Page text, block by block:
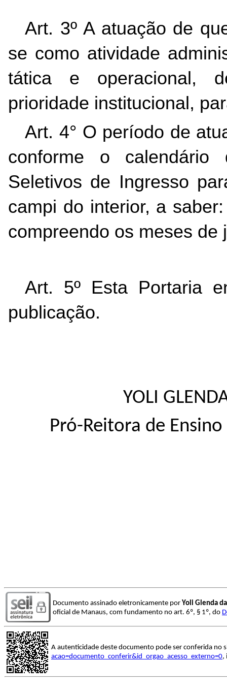
Art. 3º A atuação de
se como atividade
tática e operacional,
prioridade institucional,
Art. 4° O período de
conforme o calendário
Seletivos de Ingresso
campi do interior, a
compreendo os meses de
Art. 5º Esta Portaria
publicação.
YOLI
Pró-Reitora de
Documento assinado eletronicamente por Yoli Glenda
oficial de Manaus, com fundamento no art. 6º, § 1º, do
A autenticidade deste documento pode ser conferida no
acao=documento_conferir&id_orgao_acesso_externo=0,